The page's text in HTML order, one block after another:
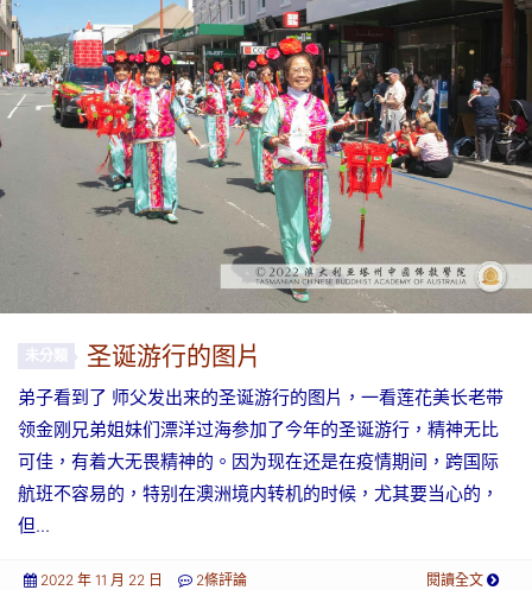
未分類 圣诞游行的图片
弟子看到了 师父发出来的圣诞游行的图片，一看莲花美长老带
领金刚兄弟姐妹们漂洋过海参加了今年的圣诞游行，精神无比
可佳，有着大无畏精神的。因为现在还是在疫情期间，跨国际
航班不容易的，特别在澳洲境内转机的时候，尤其要当心的，
但...
2022 年 11 月 22 日 2條評論 閱讀全文